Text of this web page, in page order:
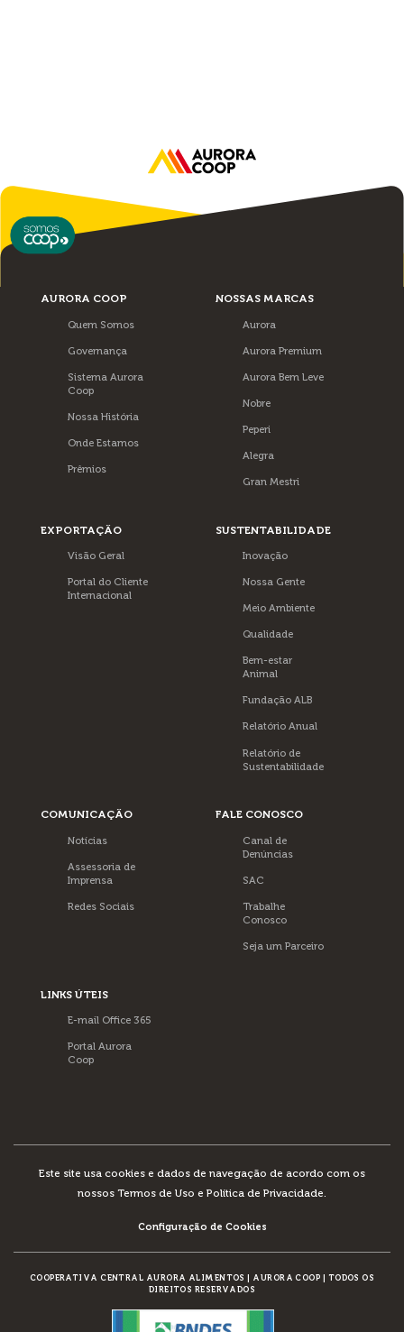
AURORA COOP
Quem Somos
Governança
Sistema Aurora
Coop
Nossa História
Onde Estamos
Prêmios
NOSSAS MARCAS
Aurora
Aurora Premium
Aurora Bem Leve
Nobre
Peperi
Alegra
Gran Mestri
EXPORTAÇÃO
Visão Geral
Portal do Cliente
Internacional
SUSTENTABILIDADE
Inovação
Nossa Gente
Meio Ambiente
Qualidade
Bem-estar
Animal
Fundação ALB
Relatório Anual
Relatório de
Sustentabilidade
COMUNICAÇÃO
Notícias
Assessoria de
Imprensa
Redes Sociais
FALE CONOSCO
Canal de
Denúncias
SAC
Trabalhe
Conosco
Seja um Parceiro
LINKS ÚTEIS
E-mail Office 365
Portal Aurora
Coop
Este site usa cookies e dados de navegação de acordo com os
nossos Termos de Uso e Política de Privacidade.
Configuração de Cookies
COOPERATIVA CENTRAL AURORA ALIMENTOS AURORA COOP
TODOS OS
DIREITOS RESERVADOS